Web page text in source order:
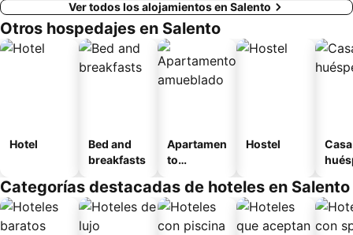
Ver todos los alojamientos en Salento
Otros hospedajes en Salento
Hotel
Bed and
breakfasts
Apartamen
to
o
Hostel
Categorías destacadas de hoteles en Salento